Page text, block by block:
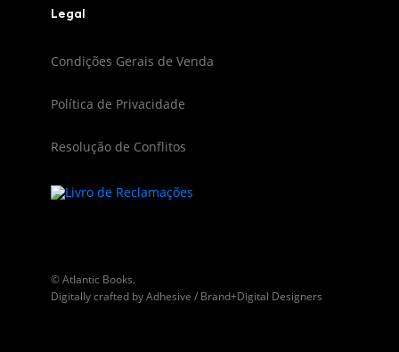
Legal
Condições Gerais de Venda
Política de Privacidade
Resolução de Conflitos
© Atlantic Books.
Digitally crafted byAdhesive / Brand+Digital Designers